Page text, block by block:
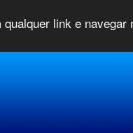
link e navegar